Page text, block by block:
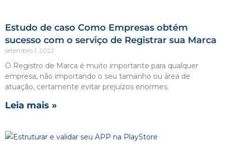
Estudo de caso Como Empresas obtém
sucesso com o serviço de Registrar sua Marca
setembro 1, 2022
O Registro de Marca é muito importante para qualquer
empresa, não importando o seu tamanho ou área de
atuação, certamente evitar prejuízos enormes.
Leia mais »